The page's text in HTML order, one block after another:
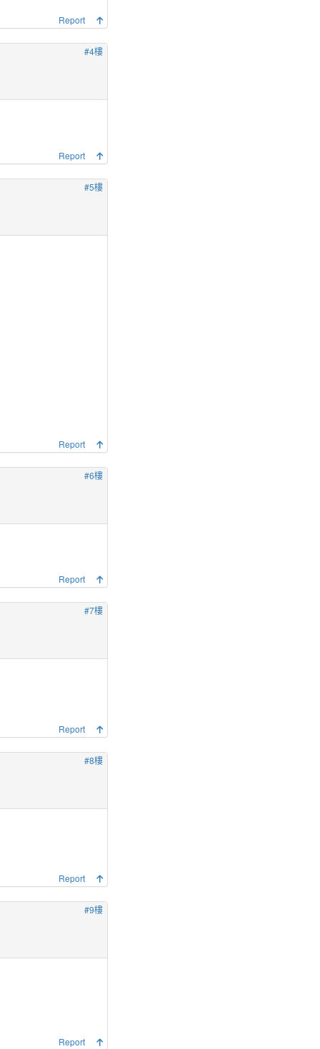
Report
#4樓
Report
#5樓
Report
#6樓
Report
#7樓
Report
#8樓
Report
#9樓
Report